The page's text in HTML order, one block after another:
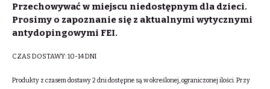
Przechowywać w miejscu niedostępnym dla dzieci.
Prosimy o zapoznanie się z aktualnymi wytycznymi
antydopingowymi FEI.
CZAS DOSTAWY:10-14 DNI
Produkty z czasem dostawy 2 dni dostępne są w określonej, ograniczonej ilości. Przy